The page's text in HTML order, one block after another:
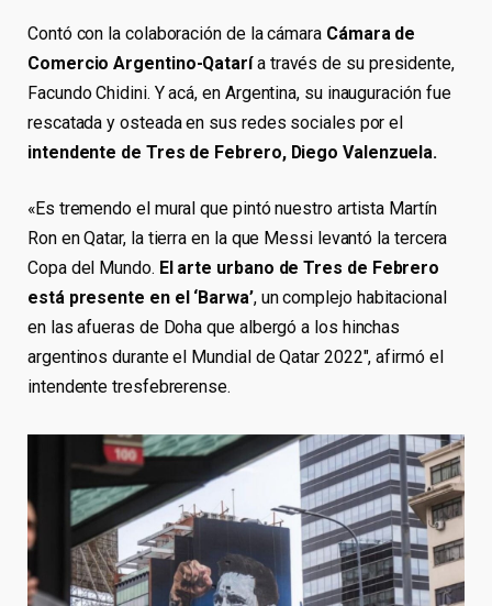
Contó con la colaboración de la cámaraCámara de
Comercio Argentino-Qataría través de su presidente,
Facundo Chidini. Y acá, en Argentina, su inauguración fue
rescatada y osteada en sus redes sociales por el
intendente de Tres de Febrero, Diego Valenzuela.
«Es tremendo el mural que pintó nuestro artista Martín
Ron en Qatar, la tierra en la que Messi levantó la tercera
Copa del Mundo. El arte urbano de Tres de Febrero
está presente en el ‘Barwa’, un complejo habitacional
en las afueras de Doha que albergó a los hinchas
argentinos durante el Mundial de Qatar 2022″, afirmó el
intendente tresfebrerense.